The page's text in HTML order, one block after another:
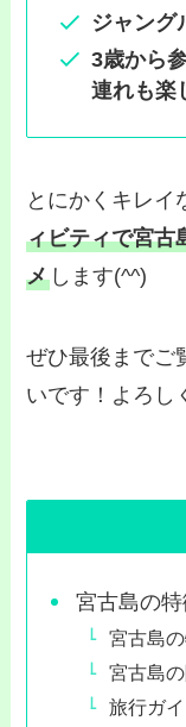
ジャング
3歳から
連れも楽
とにかくキレイ
ィビティで宮古
メ します(^^)
ぜひ最後までご
いです！よろし
宮古島の
宮古島
宮古島
旅行ガ